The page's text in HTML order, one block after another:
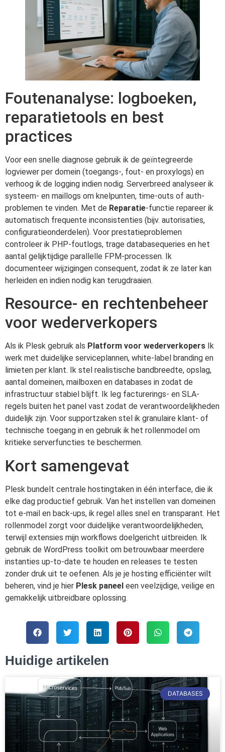
Foutenanalyse: logboeken,
reparatietools en best
practices
Voor een snelle diagnose gebruik ik de geïntegreerde
logviewer per domein (toegangs-, fout- en proxylogs) en
verhoog ik de logging indien nodig. Serverbreed analyseer ik
systeem- en maillogs om knelpunten, time-outs of auth-
problemen te vinden. Met de Reparatie-functie repareer ik
automatisch frequente inconsistenties (bijv. autorisaties,
configuratieonderdelen). Voor prestatieproblemen
controleer ik PHP-foutlogs, trage databasequeries en het
aantal gelijktijdige parallelle FPM-processen. Ik
documenteer wijzigingen consequent, zodat ik ze later kan
herleiden en indien nodig kan terugdraaien.
Resource- en rechtenbeheer
voor wederverkopers
Als ik Plesk gebruik als Platform voor wederverkopers Ik
werk met duidelijke serviceplannen, white-label branding en
limieten per klant. Ik stel realistische bandbreedte, opslag,
aantal domeinen, mailboxen en databases in zodat de
infrastructuur stabiel blijft. Ik leg facturerings- en SLA-
regels buiten het panel vast zodat de verantwoordelijkheden
duidelijk zijn. Voor supportzaken stel ik granulaire klant- of
technische toegang in en gebruik ik het rollenmodel om
kritieke serverfuncties te beschermen.
Kort samengevat
Plesk bundelt centrale hostingtaken in één interface, die ik
elke dag productief gebruik. Van het instellen van domeinen
tot e-mail en back-ups, ik regel alles snel en transparant. Het
rollenmodel zorgt voor duidelijke verantwoordelijkheden,
terwijl extensies mijn workflows doelgericht uitbreiden. Ik
gebruik de WordPress toolkit om betrouwbaar meerdere
instanties up-to-date te houden en releases te testen
zonder druk uit te oefenen. Als je je hosting efficiënter wilt
beheren, vind je hier Plesk paneel een veelzijdige, veilige en
gemakkelijk uitbreidbare oplossing.
Huidige artikelen
DATABASES